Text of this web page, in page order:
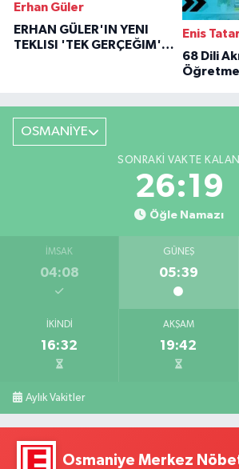
Erhan Güler
ERHAN GÜLER'IN YENI
TEKLISI 'TEK GERÇEĞIM'LE
Enis
68 Dili
OSMANİYE
SONRAKI VAKTE KALAN
26:18
Öğle Namazı
İMSAK
04:08
GÜNEŞ
05:39
İKINDI
16:32
AKŞAM
19:42
Aylık Vakitler
Osmaniye Merkez